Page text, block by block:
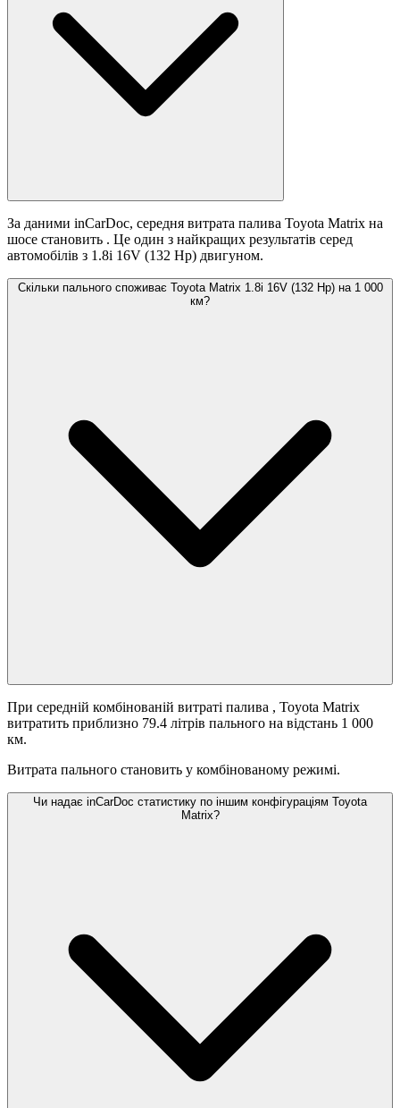
За даними inCarDoc, середня витрата палива Toyota Matrix на
шосе становить . Це один з найкращих результатів серед
автомобілів з 1.8i 16V (132 Hp) двигуном.
Скільки пального споживає Toyota Matrix 1.8i 16V (132 Hp) на 1 000
км?
При середній комбінованій витраті палива , Toyota Matrix
витратить приблизно 79.4 літрів пального на відстань 1 000
км.
Витрата пального становить у комбінованому режимі.
Чи надає inCarDoc статистику по іншим конфігураціям Toyota
Matrix?